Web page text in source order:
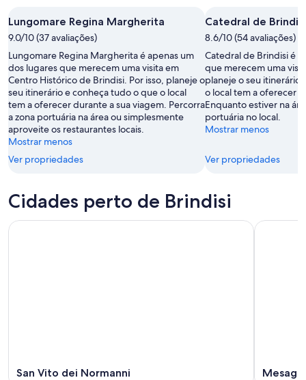
-
8
de
ago.
8
de
ago.
-
9
de
ago.
fim
de
semana,
7
de
ago.
-
9
de
Lungomare Regina Margherita
9.0/10 (37 avaliações)
Lungomare Regina Margherita é apenas um
dos lugares que merecem uma visita em
Centro Histórico de Brindisi. Por isso, planeje o
seu itinerário e conheça tudo o que o local
tem a oferecer durante a sua viagem. Percorra
a zona portuária na área ou simplesmente
aproveite os restaurantes locais.
Mostrar menos
Ver propriedades
Catedral de Brindisi
8.6/10 (54 avaliações)
Catedral de Brindisi é
que merecem uma
planeje o seu itinerário
o local tem a oferecer
Enquanto estiver na
portuária no local.
Mostrar menos
Ver propriedades
Cidades perto de Brindisi
San Vito dei Normanni